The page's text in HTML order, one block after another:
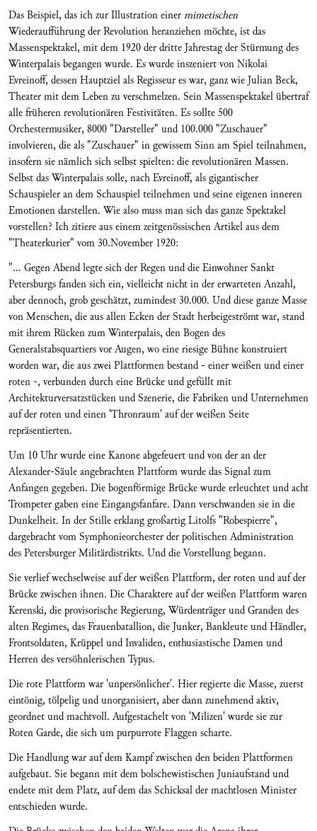
Das Beispiel, das ich zur Illustration einermimetischen
Wiederaufführung der Revolution heranziehen möchte, ist das
Massenspektakel, mit dem 1920 der dritte Jahrestag der Stürmung des
Winterpalais begangen wurde. Es wurde inszeniert von Nikolai
Evreinoff, dessen Hauptziel als Regisseur es war, ganz wie Julian Beck,
Theater mit dem Leben zu verschmelzen. Sein Massenspektakel übertraf
alle früheren revolutionären Festivitäten. Es sollte 500
Orchestermusiker, 8000 "Darsteller" und 100.000 "Zuschauer"
involvieren, die als "Zuschauer" in gewissem Sinn am Spiel teilnahmen,
insofern sie nämlich sich selbst spielten: die revolutionären Massen.
Selbst das Winterpalais solle, nach Evreinoff, als gigantischer
Schauspieler an dem Schauspiel teilnehmen und seine eigenen inneren
Emotionen darstellen. Wie also muss man sich das ganze Spektakel
vorstellen? Ich zitiere aus einem zeitgenössischen Artikel aus dem
"Theaterkurier" vom 30.November 1920:
"... Gegen Abend legte sich der Regen und die Einwohner Sankt
Petersburgs fanden sich ein, vielleicht nicht in der erwarteten Anzahl,
aber dennoch, grob geschätzt, zumindest 30.000. Und diese ganze Masse
von Menschen, die aus allen Ecken der Stadt herbeigeströmt war, stand
mit ihrem Rücken zum Winterpalais, den Bogen des
Generalstabsquartiers vor Augen, wo eine riesige Bühne konstruiert
worden war, die aus zwei Plattformen bestand - einer weißen und einer
roten -, verbunden durch eine Brücke und gefüllt mit
Architekturversatzstücken und Szenerie, die Fabriken und Unternehmen
auf der roten und einen 'Thronraum' auf der weißen Seite
repräsentierten.
Um 10 Uhr wurde eine Kanone abgefeuert und von der an der
Alexander-Säule angebrachten Plattform wurde das Signal zum
Anfangen gegeben. Die bogenförmige Brücke wurde erleuchtet und acht
Trompeter gaben eine Eingangsfanfare. Dann verschwanden sie in die
Dunkelheit. In der Stille erklang großartig Litolfs "Robespierre",
dargebracht vom Symphonieorchester der politischen Administration
des Petersburger Militärdistrikts. Und die Vorstellung begann.
Sie verlief wechselweise auf der weißen Plattform, der roten und auf der
Brücke zwischen ihnen. Die Charaktere auf der weißen Plattform waren
Kerenski, die provisorische Regierung, Würdenträger und Granden des
alten Regimes, das Frauenbatallion, die Junker, Bankleute und Händler,
Frontsoldaten, Krüppel und Invaliden, enthusiastische Damen und
Herren des versöhnlerischen Typus.
Die rote Plattform war 'unpersönlicher'. Hier regierte die Masse, zuerst
eintönig, tölpelig und unorganisiert, aber dann zunehmend aktiv,
geordnet und machtvoll. Aufgestachelt von 'Milizen' wurde sie zur
Roten Garde, die sich um purpurrote Flaggen scharte.
Die Handlung war auf dem Kampf zwischen den beiden Plattformen
aufgebaut. Sie begann mit dem bolschewistischen Juniaufstand und
endete mit dem Platz, auf dem das Schicksal der machtlosen Minister
entschieden wurde.